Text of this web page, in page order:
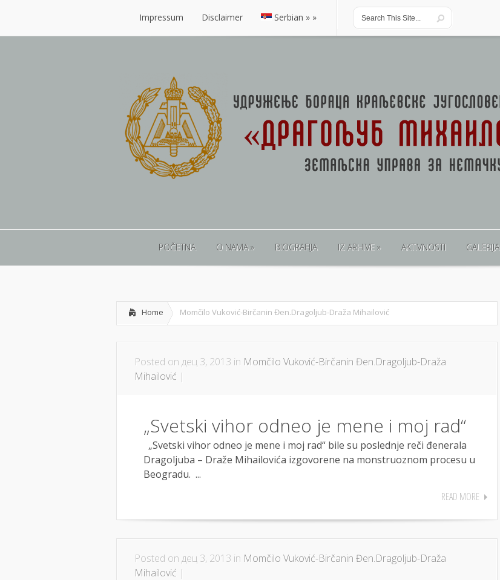
Impressum Disclaimer Serbian
POČETNA O NAMA BIOGRAFIJA IZ ARHIVE AKTIVNOSTI GALERIJA
Home Momčilo Vuković-Birčanin Đen.Dragoljub-Draža Mihailović
Posted on дец 3, 2013 in Momčilo Vuković-Birčanin Đen.Dragoljub-Draža
Mihailović |
„Svetski vihor odneo je mene i moj rad“
„Svetski vihor odneo je mene i moj rad“ bile su poslednje reči đenerala
Dragoljuba – Draže Mihailovića izgovorene na monstruoznom procesu u
Beogradu. ...
READ MORE
Posted on дец 3, 2013 in Momčilo Vuković-Birčanin Đen.Dragoljub-Draža
Mihailović |